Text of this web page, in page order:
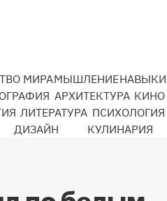
МИРАМЫШЛЕНИЕНАВЫКИ
АРХИТЕКТУРА КИНО
ЛИТЕРАТУРА ПСИХОЛОГИЯ
ДИЗАЙН КУЛИНАРИЯ